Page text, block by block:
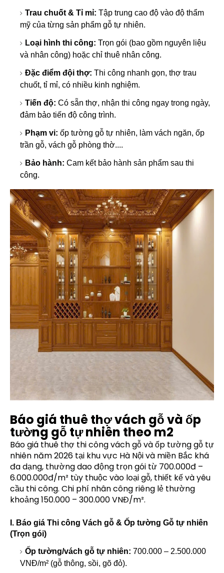
Trau chuốt & Tỉ mỉ: Tập trung cao độ vào độ thẩm
mỹ của từng sản phẩm gỗ tự nhiên.
Loại hình thi công: Trọn gói (bao gồm nguyên liệu
và nhân công) hoặc chỉ thuê nhân công.
Đặc điểm đội thợ: Thi công nhanh gọn, thợ trau
chuốt, tỉ mỉ, có nhiều kinh nghiệm.
Tiến độ: Có sẵn thợ, nhận thi công ngay trong ngày,
đảm bảo tiến độ công trình.
Phạm vi: ốp tường gỗ tự nhiên, làm vách ngăn, ốp
trần gỗ, vách gỗ phòng thờ....
Bảo hành: Cam kết bảo hành sản phẩm sau thi
công.
Báo giá thuê thợ vách gỗ và ốp
tường gỗ tự nhiên theo m2
Báo giá thuê thợ thi công vách gỗ và ốp tường gỗ tự
nhiên năm 2026 tại khu vực Hà Nội và miền Bắc khá
đa dạng, thường dao động trọn gói từ 700.000đ –
6.000.000đ/m² tùy thuộc vào loại gỗ, thiết kế và yêu
cầu thi công. Chi phí nhân công riêng lẻ thường
khoảng 150.000 – 300.000 VNĐ/m².
I. Báo giá Thi công Vách gỗ & Ốp tường Gỗ tự nhiên
(Trọn gói)
Ốp tường/vách gỗ tự nhiên: 700.000 – 2.500.000
VNĐ/m² (gỗ thông, sồi, gõ đỏ).